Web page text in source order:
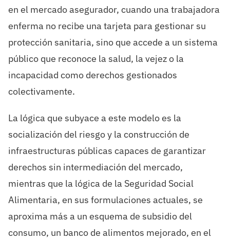
en el mercado asegurador, cuando una trabajadora
enferma no recibe una tarjeta para gestionar su
protección sanitaria, sino que accede a un sistema
público que reconoce la salud, la vejez o la
incapacidad como derechos gestionados
colectivamente.
La lógica que subyace a este modelo es la
socialización del riesgo y la construcción de
infraestructuras públicas capaces de garantizar
derechos sin intermediación del mercado,
mientras que la lógica de la Seguridad Social
Alimentaria, en sus formulaciones actuales, se
aproxima más a un esquema de subsidio del
consumo, un banco de alimentos mejorado, en el